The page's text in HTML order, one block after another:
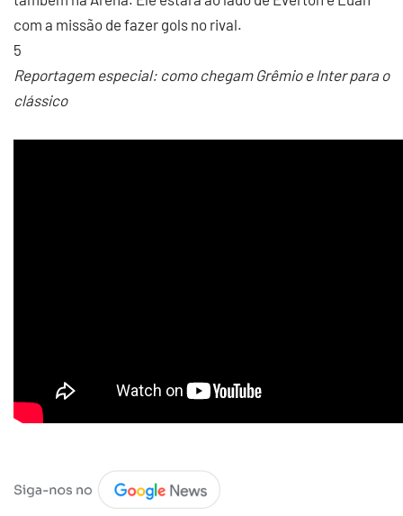
com a missão de fazer gols no rival.
5
Reportagem especial: como chegam Grêmio e Inter para o
clássico